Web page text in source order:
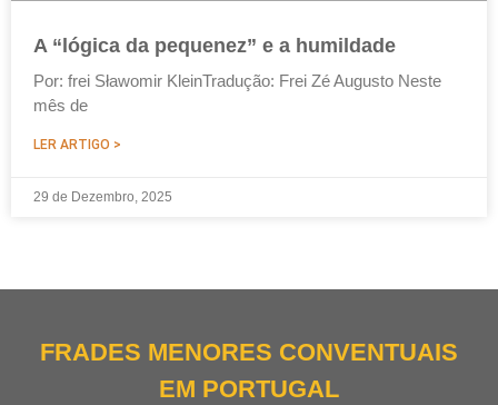
A “lógica da pequenez” e a humildade
Por: frei Sławomir KleinTradução: Frei Zé Augusto Neste
mês de
LER ARTIGO >
29 de Dezembro, 2025
FRADES MENORES CONVENTUAIS
EM PORTUGAL